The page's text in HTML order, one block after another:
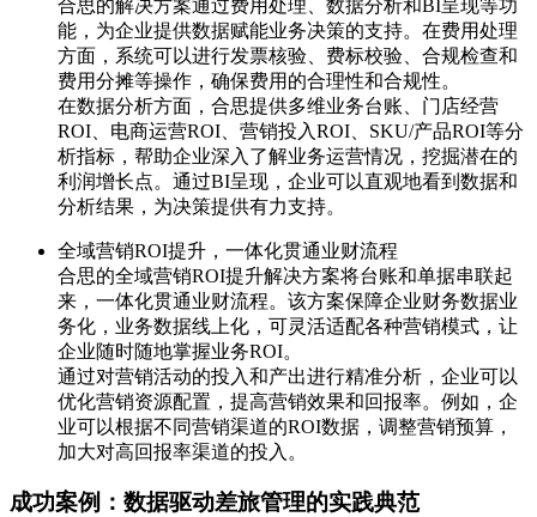
合思的解决方案通过费用处理、数据分析和BI呈现等功
能，为企业提供数据赋能业务决策的支持。在费用处理
方面，系统可以进行发票核验、费标校验、合规检查和
费用分摊等操作，确保费用的合理性和合规性。
在数据分析方面，合思提供多维业务台账、门店经营
ROI、电商运营ROI、营销投入ROI、SKU/产品ROI等分
析指标，帮助企业深入了解业务运营情况，挖掘潜在的
利润增长点。通过BI呈现，企业可以直观地看到数据和
分析结果，为决策提供有力支持。
全域营销ROI提升，一体化贯通业财流程
合思的全域营销ROI提升解决方案将台账和单据串联起
来，一体化贯通业财流程。该方案保障企业财务数据业
务化，业务数据线上化，可灵活适配各种营销模式，让
企业随时随地掌握业务ROI。
通过对营销活动的投入和产出进行精准分析，企业可以
优化营销资源配置，提高营销效果和回报率。例如，企
业可以根据不同营销渠道的ROI数据，调整营销预算，
加大对高回报率渠道的投入。
成功案例：数据驱动差旅管理的实践典范